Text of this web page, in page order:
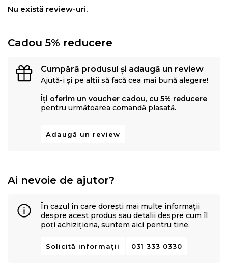
Nu există review-uri.
Cadou 5% reducere
Cumpără produsul și adaugă un review
Ajută-i și pe alții să facă cea mai bună alegere!
Îți oferim un voucher cadou, cu 5% reducere
pentru următoarea comandă plasată.
Adaugă un review
Ai nevoie de ajutor?
În cazul în care dorești mai multe informații
despre acest produs sau detalii despre cum îl
poți achiziționa, suntem aici pentru tine.
Solicită informații 031 333 0330